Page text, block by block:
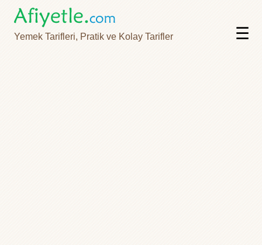
Yemek Tarifleri, Pratik ve Kolay Tarifler ☰